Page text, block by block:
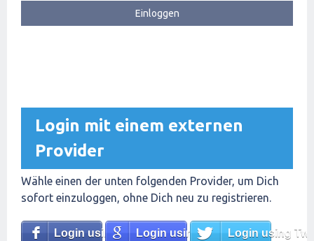
Login mit einem externen
Provider
Wähle einen der unten folgenden Provider, um Dich
sofort einzuloggen, ohne Dich neu zu registrieren.
Login using FacebookLogin using GoogleLogin using